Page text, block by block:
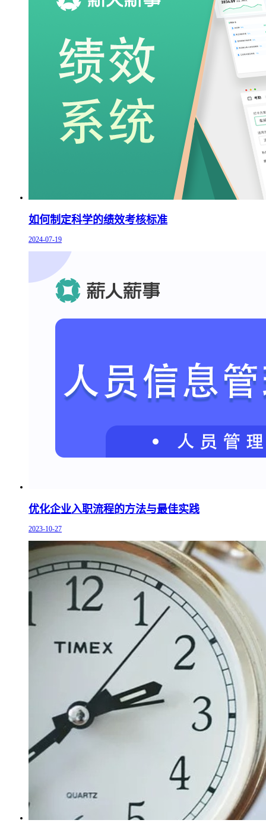
如何制定科学的绩效考核标准
2024-07-19
优化企业入职流程的方法与最佳实践
2023-10-27